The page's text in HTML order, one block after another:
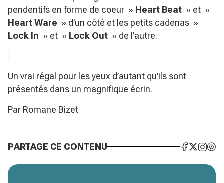
pendentifs en forme de coeur » Heart Beat » et »
Heart Ware » d’un côté et les petits cadenas »
Lock In » et » Lock Out » de l’autre.
Un vrai régal pour les yeux d’autant qu’ils sont
présentés dans un magnifique écrin.
Par Romane Bizet
PARTAGE CE CONTENU